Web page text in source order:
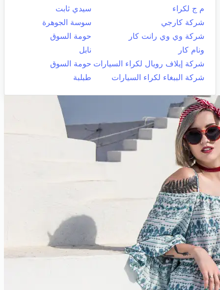
م ج لكراء
سيدي ثابت
شركة كارجي
سوسة الجوهرة
شركة وي وي رانت كار
حومة السوق
ونام كار
نابل
شركة إيلاف رويال لكراء السيارات حومة السوق
شركة الببغاء لكراء السيارات
طبلبة